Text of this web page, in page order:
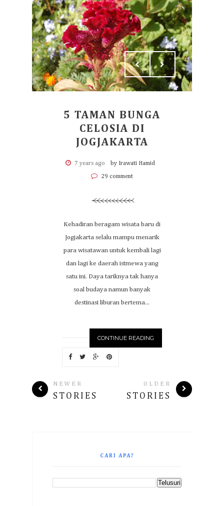
5 TAMAN BUNGA
CELOSIA DI
JOGJAKARTA
7 years ago by Irawati Hamid
29 comment
Kehadiran beragam wisata baru di
Jogjakarta selalu mampu menarik
para wisatawan untuk kembali lagi
dan lagi ke daerah istmewa yang
satu ini. Daya tariknya tak hanya
soal budaya namun banyak
destinasi liburan bertema...
CONTINUE READING
NEWER
STORIES
OLDER
STORIES
CARI APA?